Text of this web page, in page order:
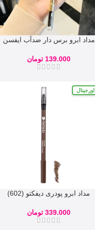
مداد ابرو برس دار ضدآب ایفسن
139.000 تومان
اورجینال
مداد ابرو پودری دیفکتو (602)
339.000 تومان